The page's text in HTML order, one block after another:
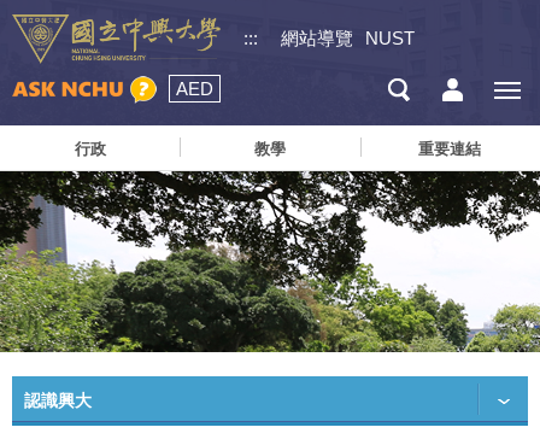
::: 網站導覽 NUST
AED
行政 教學 重要連結
認識興大